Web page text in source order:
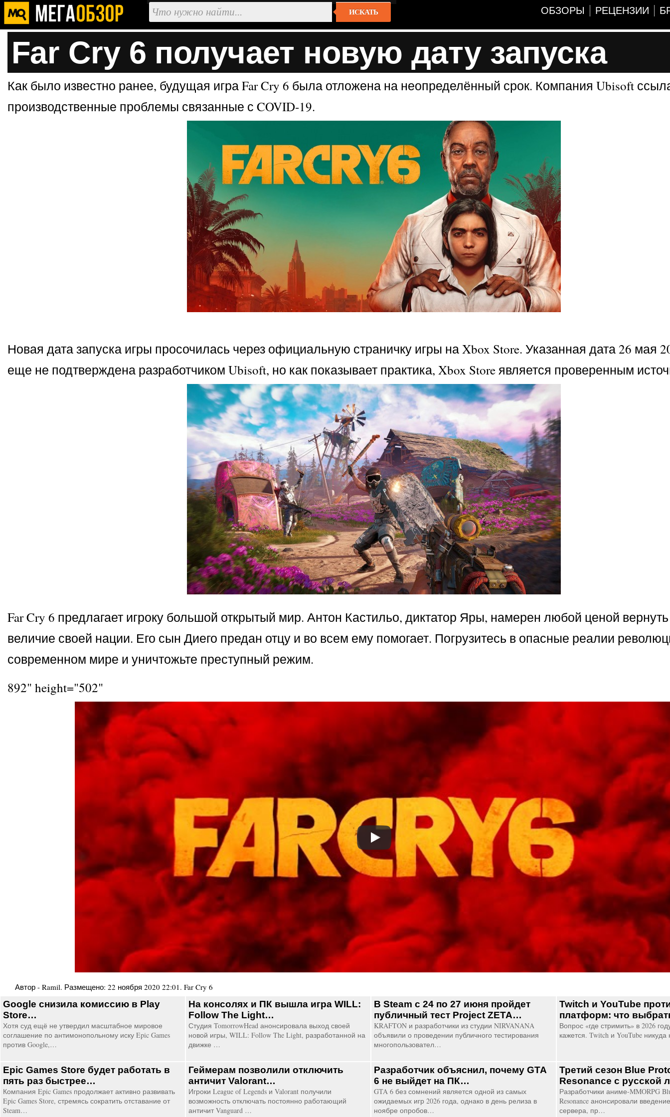
ИСКАТЬ ОБЗОРЫ РЕЦЕНЗИИ
Far Cry 6 получает новую дату запуска
Как было известно ранее, будущая игра Far Cry 6 была отложена на неопределённый срок. Компания Ubisoft
производственные проблемы связанные с COVID-19.
Новая дата запуска игры просочилась через официальную страничку игры на Xbox Store. Указанная дата 26 мая
еще не подтверждена разработчиком Ubisoft, но как показывает практика, Xbox Store является проверенным
Far Cry 6 предлагает игроку большой открытый мир. Антон Кастильо, диктатор Яры, намерен любой ценой
величие своей нации. Его сын Диего предан отцу и во всем ему помогает. Погрузитесь в опасные реалии
современном мире и уничтожьте преступный режим.
892" height="502"
Автор - Ramil. Размещено: 22 ноября 2020 22:01. Far Cry 6
Google снизила комиссию в Play
Store…
Хотя суд ещё не утвердил масштабное мировое
соглашение по антимонопольному иску Epic Games
против Google,…
На консолях и ПК вышла игра WILL:
Follow The Light…
Студия TomorrowHead анонсировала выход своей
новой игры, WILL: Follow The Light, разработанной на
движке …
В Steam с 24 по 27 июня пройдет
публичный тест Project ZETA…
KRAFTON и разработчики из студии NIRVANANA
объявили о проведении публичного тестирования
многопользовател…
Twitch и YouTube
платформ: что
Вопрос «где стримить» в 2026
кажется. Twitch и YouTube
Epic Games Store будет работать в
пять раз быстрее…
Компания Epic Games продолжает активно развивать
Epic Games Store, стремясь сократить отставание от
Steam…
Геймерам позволили отключить
античит Valorant…
Игроки League of Legends и Valorant получили
возможность отключать постоянно работающий
античит Vanguard …
Разработчик объяснил, почему GTA
6 не выйдет на ПК…
GTA 6 без сомнений является одной из самых
ожидаемых игр 2026 года, однако в день релиза в
ноябре опробов…
Третий сезон Blue
Resonance с русской
Разработчики аниме-MMORPG
Resonance анонсировали
сервера, пр…